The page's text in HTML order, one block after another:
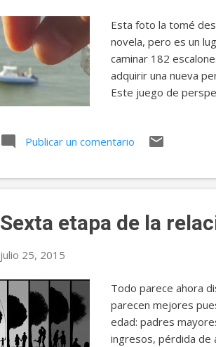
Esta foto la tomé
novela, pero es un
caminar 182
adquirir una nueva
Este juego de
o la situación que
que sí tienes control
puedes resolver,
Publicar un comentario
Sexta etapa de la
julio 25, 2015
Todo parece ahora
parecen mejores
edad: padres
ingresos, pérdida de